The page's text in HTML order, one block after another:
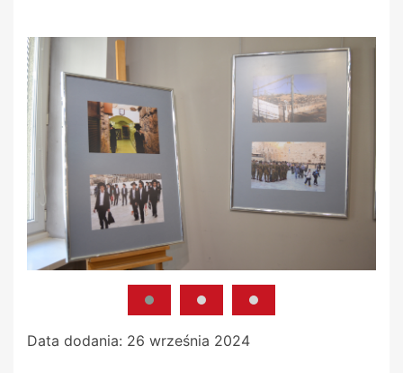
Data dodania: 26 września 2024